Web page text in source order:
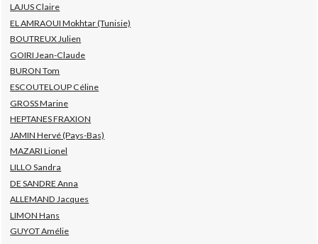
LAJUS Claire
EL AMRAOUI Mokhtar (Tunisie)
BOUTREUX Julien
GOIRI Jean-Claude
BURON Tom
ESCOUTELOUP Céline
GROSS Marine
HEPTANES FRAXION
JAMIN Hervé (Pays-Bas)
MAZARI Lionel
LILLO Sandra
DE SANDRE Anna
ALLEMAND Jacques
LIMON Hans
GUYOT Amélie